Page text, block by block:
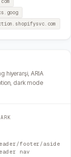
hiyerarşi, ARIA
dark mode
footer/aside
nav